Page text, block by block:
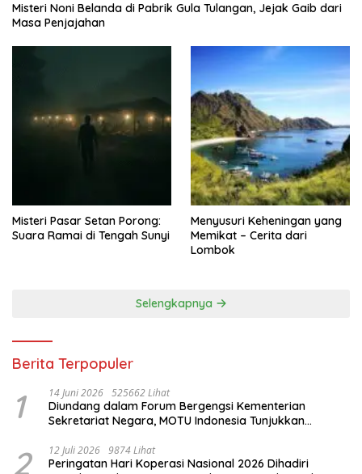
Misteri Noni Belanda di Pabrik Gula Tulangan, Jejak Gaib dari
Masa Penjajahan
Misteri Pasar Setan Porong:
Suara Ramai di Tengah Sunyi
Menyusuri Keheningan yang
Memikat – Cerita dari
Lombok
Selengkapnya
Berita Terpopuler
1 14 Juni 2026 525662 Lihat
Diundang dalam Forum Bergengsi Kementerian
Sekretariat Negara, MOTU Indonesia Tunjukkan
2 12 Juli 2026 9874 Lihat
Peringatan Hari Koperasi Nasional 2026 Dihadiri